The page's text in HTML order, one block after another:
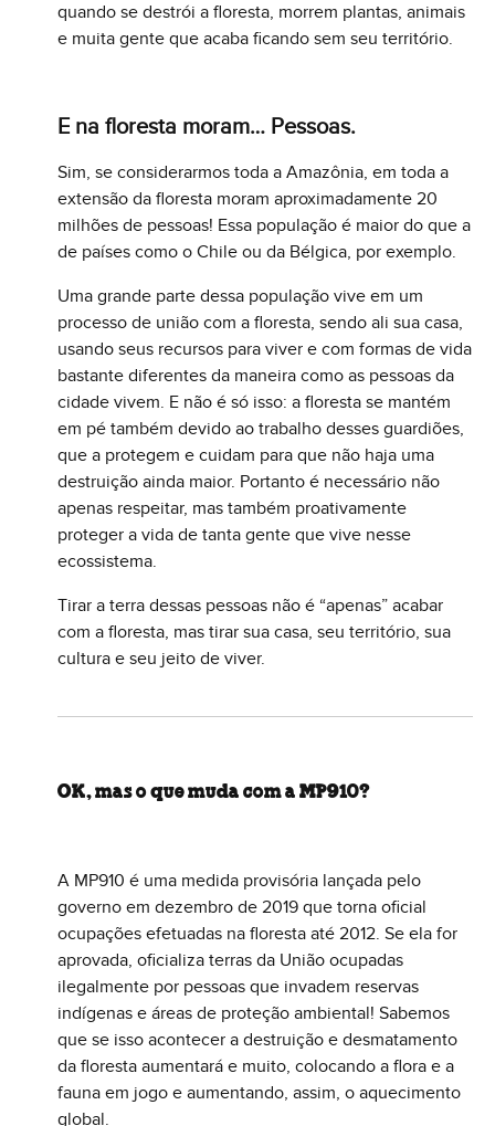
quando se destrói a floresta, morrem plantas, animais
e muita gente que acaba ficando sem seu território.
E na floresta moram… Pessoas.
Sim, se considerarmos toda a Amazônia, em toda a
extensão da floresta moram aproximadamente 20
milhões de pessoas! Essa população é maior do que a
de países como o Chile ou da Bélgica, por exemplo.
Uma grande parte dessa população vive em um
processo de união com a floresta, sendo ali sua casa,
usando seus recursos para viver e com formas de vida
bastante diferentes da maneira como as pessoas da
cidade vivem. E não é só isso: a floresta se mantém
em pé também devido ao trabalho desses guardiões,
que a protegem e cuidam para que não haja uma
destruição ainda maior. Portanto é necessário não
apenas respeitar, mas também proativamente
proteger a vida de tanta gente que vive nesse
ecossistema.
Tirar a terra dessas pessoas não é “apenas” acabar
com a floresta, mas tirar sua casa, seu território, sua
cultura e seu jeito de viver.
OK, mas o que muda com a MP910?
A MP910 é uma medida provisória lançada pelo
governo em dezembro de 2019 que torna oficial
ocupações efetuadas na floresta até 2012. Se ela for
aprovada, oficializa terras da União ocupadas
ilegalmente por pessoas que invadem reservas
indígenas e áreas de proteção ambiental! Sabemos
que se isso acontecer a destruição e desmatamento
da floresta aumentará e muito, colocando a flora e a
fauna em jogo e aumentando, assim, o aquecimento
global.